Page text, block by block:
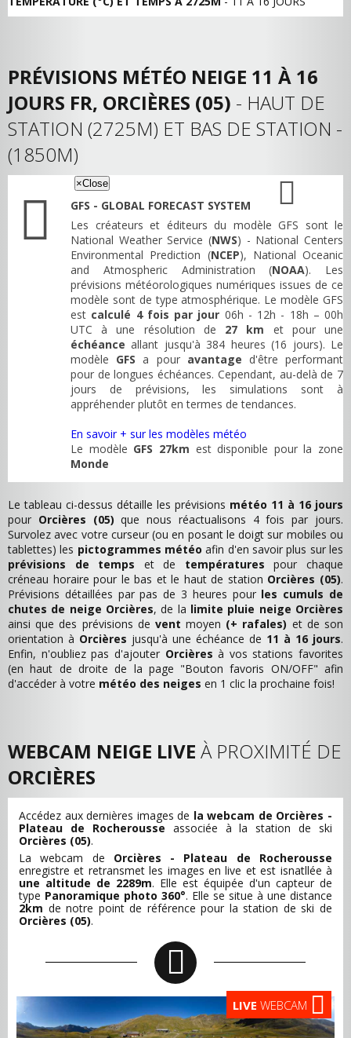
PRÉVISIONS MÉTÉO NEIGE 11 À 16
JOURS FR, ORCIÈRES (05) - HAUT DE
STATION (2725M) ET BAS DE STATION -
(1850M)
×Close
GFS - GLOBAL FORECAST SYSTEM
Les créateurs et éditeurs du modèle GFS sont le
National Weather Service (NWS) - National Centers
Environmental Prediction (NCEP), National Oceanic
and Atmospheric Administration (NOAA). Les
prévisions météorologiques numériques issues de ce
modèle sont de type atmosphérique. Le modèle GFS
est calculé 4 fois par jour 06h - 12h - 18h – 00h
UTC à une résolution de 27 km et pour une
échéance allant jusqu'à 384 heures (16 jours). Le
modèle GFS a pour avantage d'être performant
pour de longues échéances. Cependant, au-delà de 7
jours de prévisions, les simulations sont à
appréhender plutôt en termes de tendances.
En savoir + sur les modèles météo
Le modèle GFS 27km est disponible pour la zone
Monde
Le tableau ci-dessus détaille les prévisions météo 11 à 16 jours
pour Orcières (05) que nous réactualisons 4 fois par jours.
Survolez avec votre curseur (ou en posant le doigt sur mobiles ou
tablettes) les pictogrammes météo afin d'en savoir plus sur les
prévisions de temps et de températures pour chaque
créneau horaire pour le bas et le haut de station Orcières (05).
Prévisions détaillées par pas de 3 heures pour les cumuls de
chutes de neige Orcières, de la limite pluie neige Orcières
ainsi que des prévisions de vent moyen (+ rafales) et de son
orientation à Orcières jusqu'à une échéance de 11 à 16 jours.
Enfin, n'oubliez pas d'ajouter Orcières à vos stations favorites
(en haut de droite de la page "Bouton favoris ON/OFF" afin
d'accéder à votre météo des neiges en 1 clic la prochaine fois!
WEBCAM NEIGE LIVE À PROXIMITÉ DE
ORCIÈRES
Accédez aux dernières images de la webcam de Orcières -
Plateau de Rocherousse associée à la station de ski
Orcières (05).
La webcam de Orcières - Plateau de Rocherousse
enregistre et retransmet les images en live et est isnatllée à
une altitude de 2289m. Elle est équipée d'un capteur de
type Panoramique photo 360°. Elle se situe à une distance
2km de notre point de référence pour la station de ski de
Orcières (05).
LIVE WEBCAM